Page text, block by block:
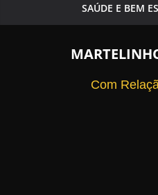
l
SAÚDE E BEM
Com